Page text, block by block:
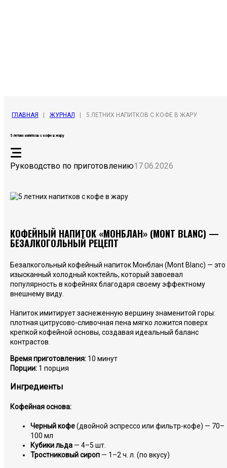
ГЛАВНАЯ ЖУРНАЛ 5 ЛЕТНИХ НАПИТКОВ С КОФЕ В ЖАРУ
Руководство по приготовлению17.06.2026
5 летних напитков с кофе в жару
КОФЕЙНЫЙ НАПИТОК «МОНБЛАН» (MONT BLANC) —
БЕЗАЛКОГОЛЬНЫЙ РЕЦЕПТ
Безалкогольный кофейный напиток Монблан (Mont Blanc) — это
изысканный холодный коктейль, который завоевал
популярность в кофейнях благодаря своему эффектному
внешнему виду.
Напиток имитирует заснеженную вершину знаменитой горы:
плотная цитрусово-сливочная пена мягко ложится поверх
крепкой кофейной основы, создавая идеальный баланс
контрастов.
Время приготовления: 10 минут
Порции: 1 порция
Ингредиенты
Кофейная основа:
Черный кофе(двойной эспрессо или фильтр-кофе) — 70–
100 мл
Кубики льда — 4–5 шт.
Тростниковый сироп — 1–2 ч. л. (по вкусу)